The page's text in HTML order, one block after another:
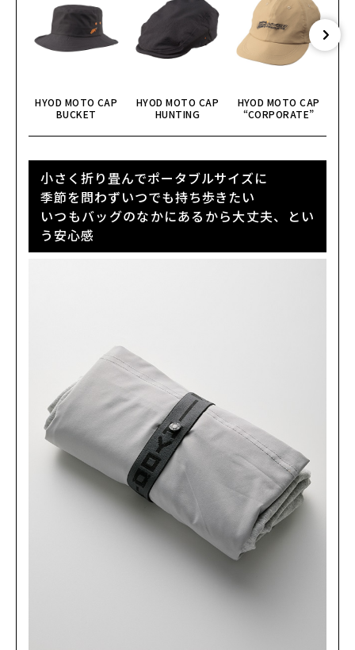
HYOD MOTO CAP
BUCKET
HYOD MOTO CAP
HUNTING
HYOD MOTO CAP
“CORPORATE”
小さく折り畳んでポータブルサイズに
季節を問わずいつでも持ち歩きたい
いつもバッグのなかにあるから大丈夫、とい
う安心感
WHITE/BLACK
M
¥57,200(税込)
カートに入れる
¥57,200(税込)